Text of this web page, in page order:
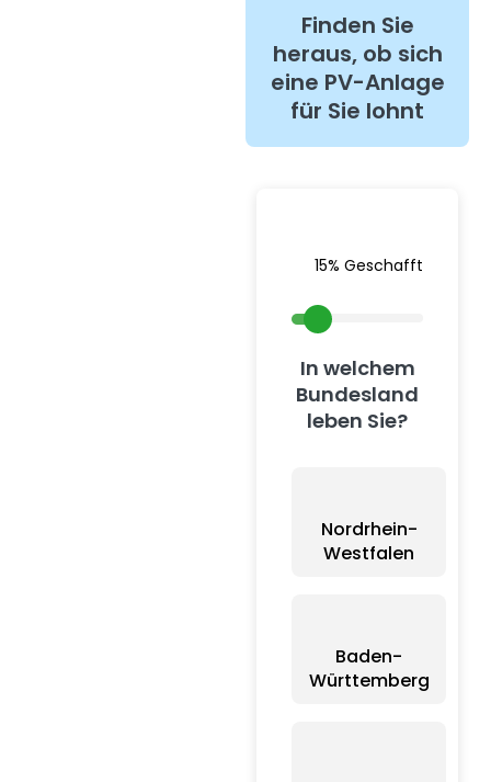
Finden Sie
heraus, ob sich
eine PV-Anlage
für Sie lohnt
15% Geschafft
In welchem
Bundesland
leben Sie?
Nordrhein-
Westfalen
Baden-
Württemberg